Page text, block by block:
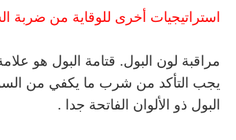
استراتيجيات أخرى للوقاية من ضربة
مراقبة لون البول. قتامة البول هو
يجب التأكد من شرب ما يكفي من
البول ذو الألوان الفاتحة جدا .